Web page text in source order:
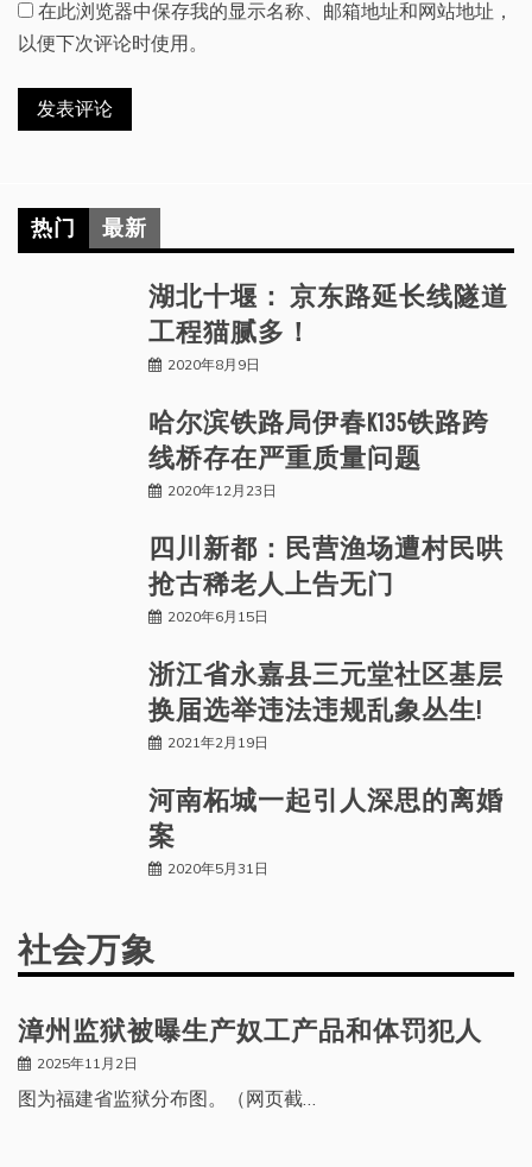
在此浏览器中保存我的显示名称、邮箱地址和网站地址，
以便下次评论时使用。
热门 最新
湖北十堰： 京东路延长线隧道
工程猫腻多！
2020年8月9日
哈尔滨铁路局伊春K135铁路跨
线桥存在严重质量问题
2020年12月23日
四川新都：民营渔场遭村民哄
抢古稀老人上告无门
2020年6月15日
浙江省永嘉县三元堂社区基层
换届选举违法违规乱象丛生!
2021年2月19日
河南柘城一起引人深思的离婚
案
2020年5月31日
社会万象
漳州监狱被曝生产奴工产品和体罚犯人
2025年11月2日
图为福建省监狱分布图。（网页截…